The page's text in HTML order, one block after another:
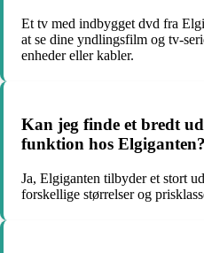
Et tv med indbygget dvd fra
at se dine yndlingsfilm og tv-
enheder eller kabler.
Kan jeg finde et bredt
funktion hos Elgiganten?
Ja, Elgiganten tilbyder et stort
forskellige størrelser og